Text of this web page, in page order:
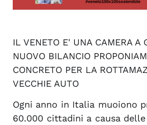
IL VENETO E' UNA CAMERA A
NUOVO BILANCIO
CONCRETO PER LA
VECCHIE AUTO
Ogni anno in Italia muoiono
60.000 cittadini a causa delle